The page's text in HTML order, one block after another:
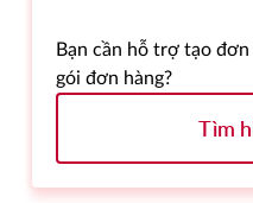
Bạn cần hỗ trợ tạo
gói đơn hàng?
Tìm